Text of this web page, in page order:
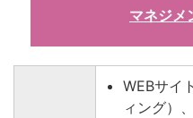
マネジメ
WEBサイ
ィング）